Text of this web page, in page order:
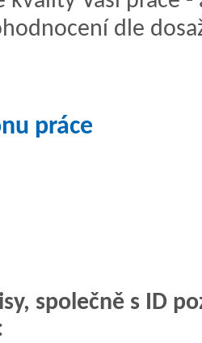
dle
práce
společně s ID